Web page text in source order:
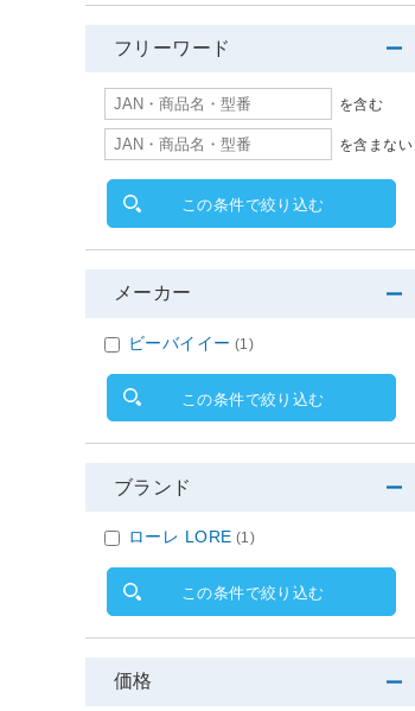
フリーワード
を含む
を含まない
この条件で絞り込む
メーカー
ビーバイイー (1)
この条件で絞り込む
ブランド
ローレ LORE (1)
この条件で絞り込む
価格